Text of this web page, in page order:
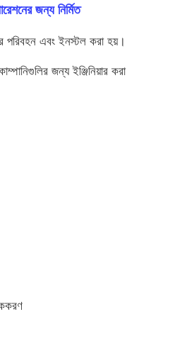
জন্য নির্মিত
পরিবহন এবং ইনস্টল করা হয়।
জন্য ইঞ্জিনিয়ার করা